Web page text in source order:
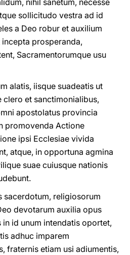
nihil sanetum, necesse
sollicitudo vestra ad id
a Deo robur et auxilium
prosperanda,
Sacramentorumque usu
alatis, iisque suadeatis ut
et sanctimonialibus,
apostolatus provincia
promovenda Actione
ipsi Ecclesiae vivida
atque, in opportuna agmina
suae cuiusque nationis
sacerdotum, religiosorum
devotarum auxilia opus
in id unum intendatis oportet,
adhuc imparem
fraternis etiam usi adiumentis,